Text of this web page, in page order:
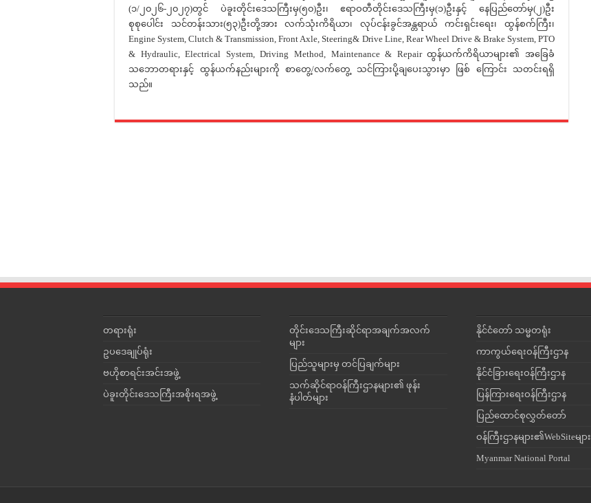
(၁/၂၀၂၆-၂၀၂၇)တွင် ပဲခူးတိုင်းဒေသကြီးမှ(၅၀)ဦး၊ ဧရာဝတီတိုင်းဒေသကြီးမှ(၁)ဦးနှင့် နေပြည်တော်မှ(၂)ဦး
စုစုပေါင်း သင်တန်းသား(၅၃)ဦးတို့အား လက်သုံးကိရိယာ၊ လုပ်ငန်းခွင်အန္တရာယ် ကင်းရှင်းရေး၊ ထွန်စက်ကြီး၊
Engine System, Clutch & Transmission, Front Axle, Steering& Drive Line, Rear Wheel Drive & Brake System, PTO
& Hydraulic, Electrical System, Driving Method, Maintenance & Repair ထွန်ယက်ကိရိယာများ၏ အခြေခံ
သဘောတရားနှင့် ထွန်ယက်နည်းများကို စာတွေ့/လက်တွေ့ သင်ကြားပို့ချပေးသွားမှာ ဖြစ် ကြောင်း သတင်းရရှိ
သည်။
တရားရုံး
ဥပဒေချုပ်ရုံး
ဗဟိုစာရင်းအင်းအဖွဲ့
ပဲခူးတိုင်းဒေသကြီးအစိုးရအဖွဲ့
တိုင်းဒေသကြီးဆိုင်ရာအချက်အလက်
များ
ပြည်သူများမှ တင်ပြချက်များ
သက်ဆိုင်ရာဝန်ကြီးဌာနများ၏ ဖုန်း
နံပါတ်များ
နိုင်ငံတော် သမ္မတရုံး
ကာကွယ်ရေးဝန်ကြီးဌာန
နိုင်ငံခြားရေးဝန်ကြီးဌာန
ပြန်ကြားရေးဝန်ကြီးဌာန
ပြည်ထောင်စုလွှတ်တော်
ဝန်ကြီးဌာနများ၏WebSiteများ
Myanmar National Portal